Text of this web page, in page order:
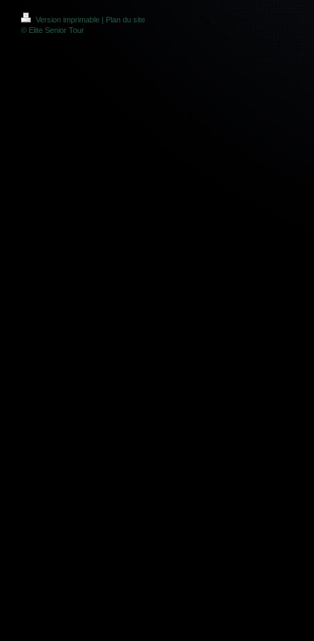
Version imprimable | Plan du site
© Elite Senior Tour